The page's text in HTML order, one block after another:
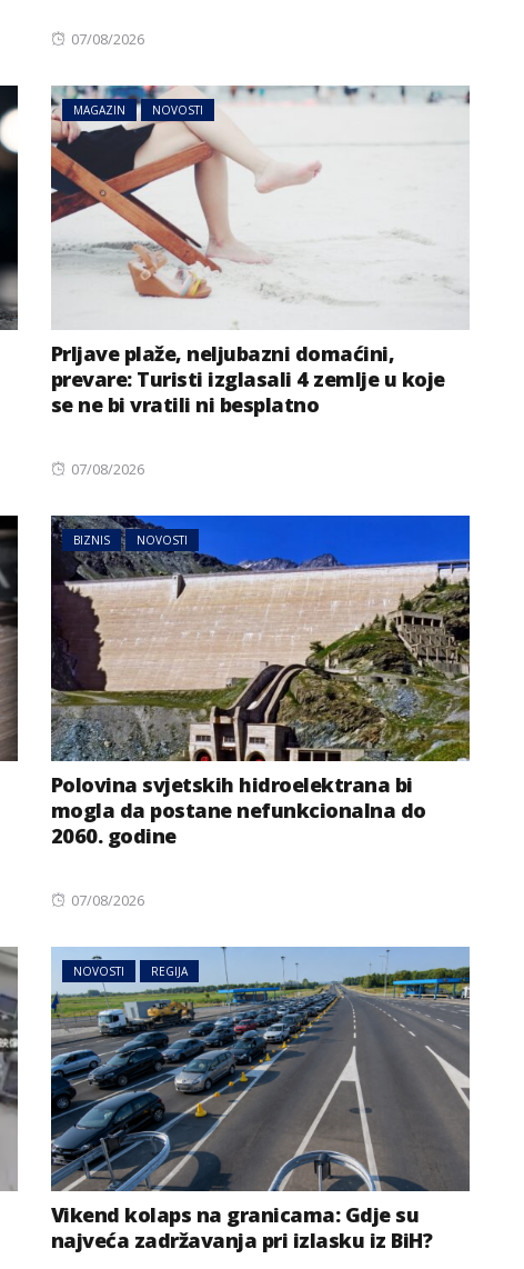
Posted
07/08/2026
MAGAZIN NOVOSTI
Prljave plaže, neljubazni domaćini,
prevare: Turisti izglasali 4 zemlje u koje
se ne bi vratili ni besplatno
Posted
07/08/2026
BIZNIS NOVOSTI
Polovina svjetskih hidroelektrana bi
mogla da postane nefunkcionalna do
2060. godine
Posted
07/08/2026
NOVOSTI REGIJA
Vikend kolaps na granicama: Gdje su
najveća zadržavanja pri izlasku iz BiH?